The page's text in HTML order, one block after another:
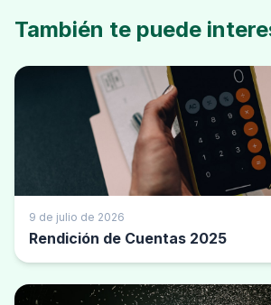
También te puede
9 de julio de 2026
Rendición de Cuentas 2025